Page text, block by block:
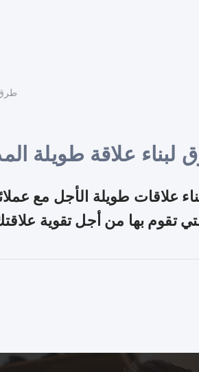
7
لبناء علاقة طويلة
علاقات طويلة الأجل مع
تقوم بها من أجل تقوية